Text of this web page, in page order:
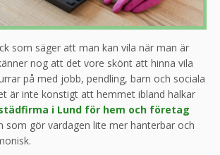
som säger att man kan vila när man är
nog att det vore skönt att hinna vila
på med jobb, pendling, barn och sociala
är inte konstigt att hemmet ibland halkar
i Lund för hem och företag
som gör vardagen lite mer hanterbar och